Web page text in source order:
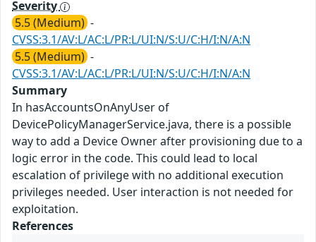
Severity
5.5 (Medium) -
CVSS:3.1/AV:L/AC:L/PR:L/UI:N/S:U/C:H/I:N/A:N
5.5 (Medium) -
CVSS:3.1/AV:L/AC:L/PR:L/UI:N/S:U/C:H/I:N/A:N
Summary
In hasAccountsOnAnyUser of
DevicePolicyManagerService.java, there is a possible
way to add a Device Owner after provisioning due to a
logic error in the code. This could lead to local
escalation of privilege with no additional execution
privileges needed. User interaction is not needed for
exploitation.
References